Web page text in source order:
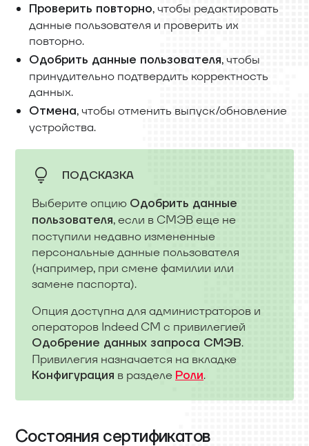
Проверить повторно, чтобы редактировать
данные пользователя и проверить их
повторно.
Одобрить данные пользователя, чтобы
принудительно подтвердить корректность
данных.
Отмена, чтобы отменить выпуск/обновление
устройства.
ПОДСКАЗКА
Выберите опцию Одобрить данные
пользователя, если в СМЭВ еще не
поступили недавно измененные
персональные данные пользователя
(например, при смене фамилии или
замене паспорта).
Опция доступна для администраторов и
операторов Indeed CM c привилегией
Одобрение данных запроса СМЭВ.
Привилегия назначается на вкладке
Конфигурация в разделе Роли.
Состояния сертификатов